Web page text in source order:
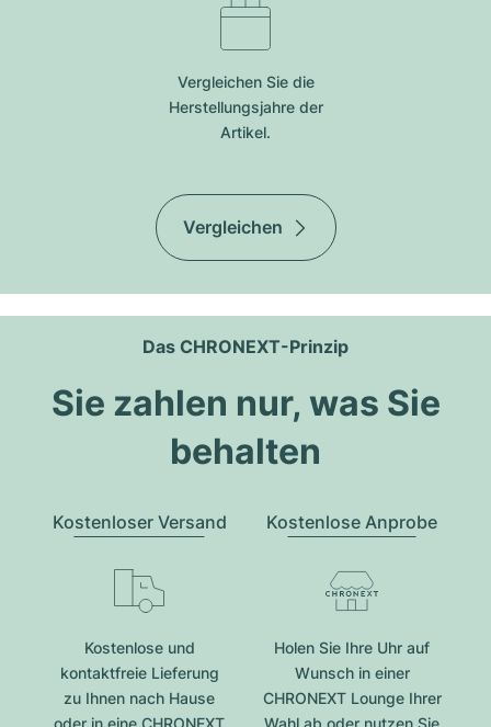
Vergleichen Sie die
Herstellungsjahre der
Artikel.
Vergleichen
Das CHRONEXT-Prinzip
Sie zahlen nur, was Sie
behalten
Kostenloser Versand
Kostenlose und
kontaktfreie Lieferung
zu Ihnen nach Hause
oder in eine CHRONEXT
Kostenlose Anprobe
Holen Sie Ihre Uhr auf
Wunsch in einer
CHRONEXT Lounge Ihrer
Wahl ab oder nutzen Sie